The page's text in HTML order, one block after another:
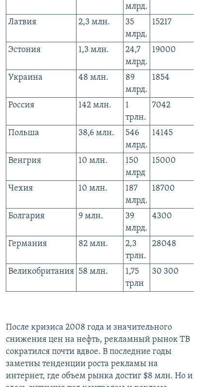
млрд.
Латвия 2,3 млн.
35
млрд.
15217
Эстония 1,3 млн.
24,7
млрд.
19000
Украина 48 млн.
89
млрд.
1854
Россия 142 млн.
1
трлн.
7042
Польша
38,6 млн.
546
млрд.
14145
Венгрия
10 млн.
150
млрд
15000
Чехия
10 млн.
187
млрд.
18700
Болгария
9 млн.
39
млрд.
4300
Германия 82 млн.
2,3
трлн.
28048
Великобритания 58 млн.
1,75
трлн
30 300
После кризиса 2008 года и значительного
снижения цен на нефть, рекламный рынок ТВ
сократился почти вдвое. В последние годы
заметны тенденции роста рекламы на
интернет, где объем рынка достиг $8 млн. Но и